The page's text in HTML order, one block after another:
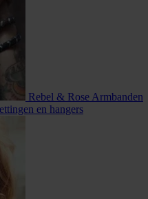
Rebel & Rose Armbanden
en hangers